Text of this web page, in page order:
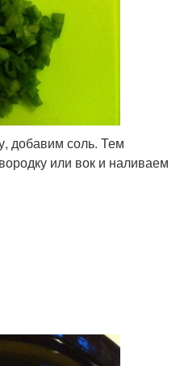
добавим соль. Тем
или вок и наливаем